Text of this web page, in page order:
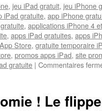
, jeu iPad gratuit, jeu iPhone
iPad gratuite, app iPhone
, applications iPhone 4
, apps iPad gratuites, apps
Store, gratuite temporaire
, promos apps iPad, site
gratuite | Commentaires
! Le